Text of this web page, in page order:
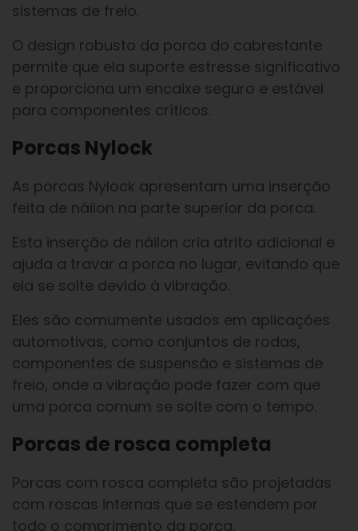
sistemas de freio.
O design robusto da porca do cabrestante
permite que ela suporte estresse significativo
e proporciona um encaixe seguro e estável
para componentes críticos.
Porcas Nylock
As porcas Nylock apresentam uma inserção
feita de náilon na parte superior da porca.
Esta inserção de náilon cria atrito adicional e
ajuda a travar a porca no lugar, evitando que
ela se solte devido à vibração.
Eles são comumente usados em aplicações
automotivas, como conjuntos de rodas,
componentes de suspensão e sistemas de
freio, onde a vibração pode fazer com que
uma porca comum se solte com o tempo.
Porcas de rosca completa
Porcas com rosca completa são projetadas
com roscas internas que se estendem por
todo o comprimento da porca,